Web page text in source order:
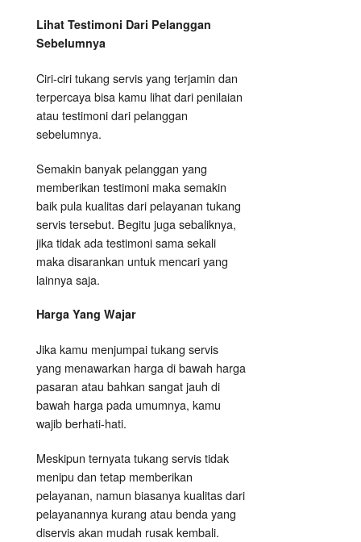
Lihat Testimoni Dari Pelanggan
Sebelumnya
Ciri-ciri tukang servis yang terjamin dan
terpercaya bisa kamu lihat dari penilaian
atau testimoni dari pelanggan
sebelumnya.
Semakin banyak pelanggan yang
memberikan testimoni maka semakin
baik pula kualitas dari pelayanan tukang
servis tersebut. Begitu juga sebaliknya,
jika tidak ada testimoni sama sekali
maka disarankan untuk mencari yang
lainnya saja.
Harga Yang Wajar
Jika kamu menjumpai tukang servis
yang menawarkan harga di bawah harga
pasaran atau bahkan sangat jauh di
bawah harga pada umumnya, kamu
wajib berhati-hati.
Meskipun ternyata tukang servis tidak
menipu dan tetap memberikan
pelayanan, namun biasanya kualitas dari
pelayanannya kurang atau benda yang
diservis akan mudah rusak kembali.